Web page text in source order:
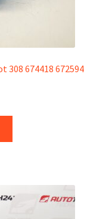
308 674418 672594